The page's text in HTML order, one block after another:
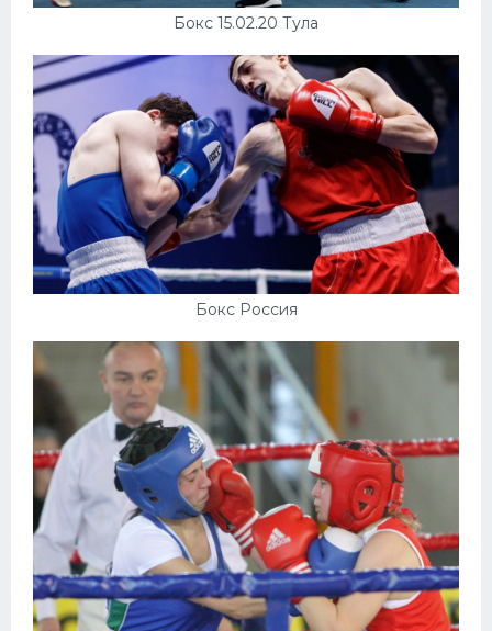
Бокс 15.02.20 Тула
Бокс Россия